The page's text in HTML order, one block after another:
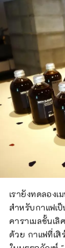
เรายังทดลอง
สำหรับกาแฟเ
คาราเมลชั้นเ
ด้วย กาแฟที่เสิ